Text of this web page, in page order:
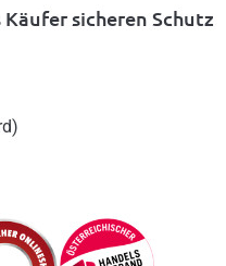
sicheren Schutz